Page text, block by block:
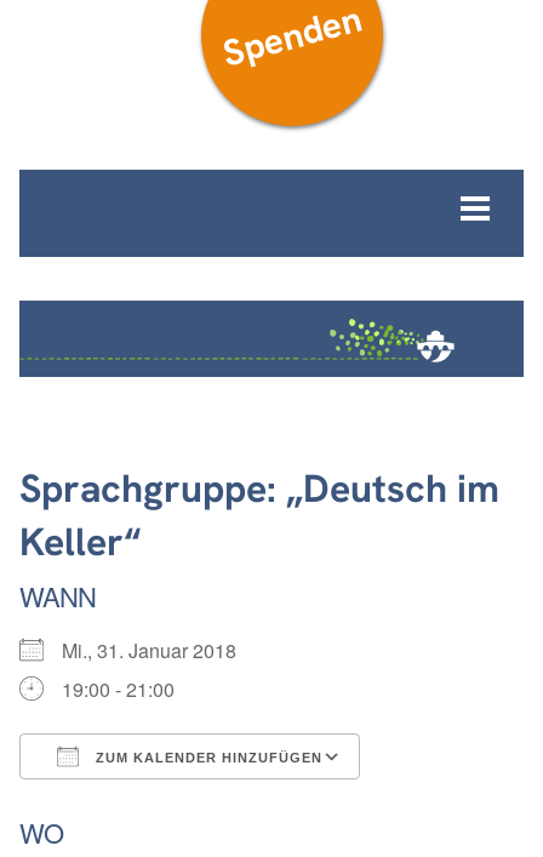
Spenden
Sprachgruppe: „Deutsch im
Keller“
WANN
Mi., 31. Januar 2018
19:00 - 21:00
ZUM KALENDER HINZUFÜGEN
WO